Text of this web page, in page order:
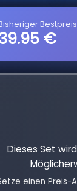
Bestpreis
€
Dieses Set
einen